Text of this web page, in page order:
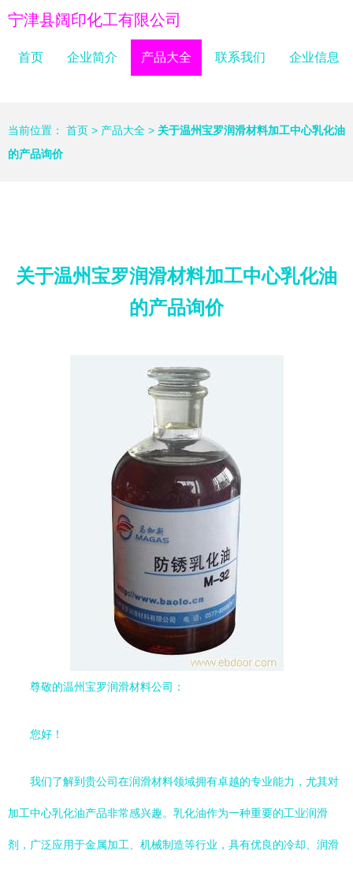
宁津县阔印化工有限公司
首页 企业简介 产品大全 联系我们 企业信息
当前位置： 首页 > 产品大全 > 关于温州宝罗润滑材料加工中心乳化油
的产品询价
关于温州宝罗润滑材料加工中心乳化油
的产品询价
尊敬的温州宝罗润滑材料公司：
您好！
我们了解到贵公司在润滑材料领域拥有卓越的专业能力，尤其对
加工中心乳化油产品非常感兴趣。乳化油作为一种重要的工业润滑
剂，广泛应用于金属加工、机械制造等行业，具有优良的冷却、润滑